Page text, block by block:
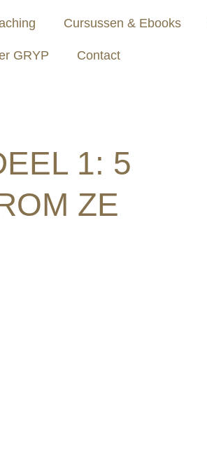
Cursussen & Ebooks
GRYP Contact
1: 5
ZE